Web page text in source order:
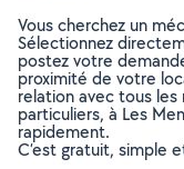
Vous cherchez un
Sélectionnez
postez votre
proximité de votre
relation avec tous
particuliers, à Les
rapidement.
C’est gratuit, simple